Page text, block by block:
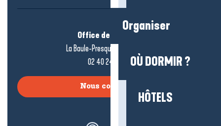
Organiser
OÙ DORMIR ?
HÔTELS
Office de tourisme
La Baule-Presqu’île de Guérande
02 40 24 34 44
Nous contacter